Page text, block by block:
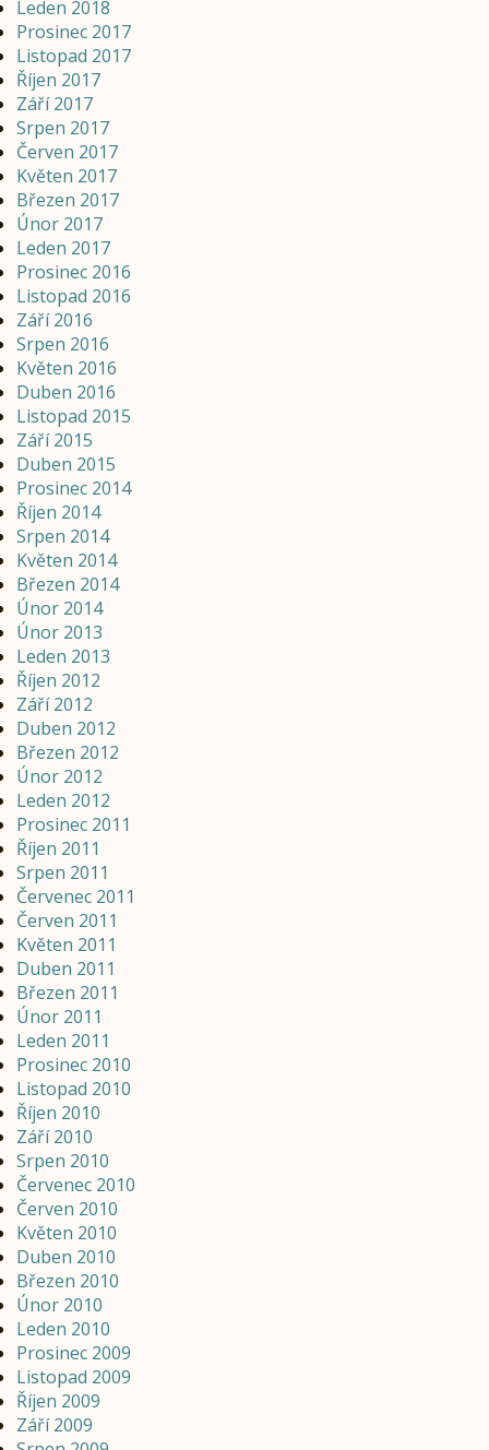
Leden 2018
Prosinec 2017
Listopad 2017
Říjen 2017
Září 2017
Srpen 2017
Červen 2017
Květen 2017
Březen 2017
Únor 2017
Leden 2017
Prosinec 2016
Listopad 2016
Září 2016
Srpen 2016
Květen 2016
Duben 2016
Listopad 2015
Září 2015
Duben 2015
Prosinec 2014
Říjen 2014
Srpen 2014
Květen 2014
Březen 2014
Únor 2014
Únor 2013
Leden 2013
Říjen 2012
Září 2012
Duben 2012
Březen 2012
Únor 2012
Leden 2012
Prosinec 2011
Říjen 2011
Srpen 2011
Červenec 2011
Červen 2011
Květen 2011
Duben 2011
Březen 2011
Únor 2011
Leden 2011
Prosinec 2010
Listopad 2010
Říjen 2010
Září 2010
Srpen 2010
Červenec 2010
Červen 2010
Květen 2010
Duben 2010
Březen 2010
Únor 2010
Leden 2010
Prosinec 2009
Listopad 2009
Říjen 2009
Září 2009